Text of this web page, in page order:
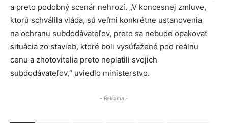
a preto podobný scenár nehrozí. „V koncesnej zmluve,
ktorú schválila vláda, sú veľmi konkrétne ustanovenia
na ochranu subdodávateľov, preto sa nebude opakovať
situácia zo stavieb, ktoré boli vysúťažené pod reálnu
cenu a zhotovitelia preto neplatili svojich
subdodávateľov,“ uviedlo ministerstvo.
- Reklama -